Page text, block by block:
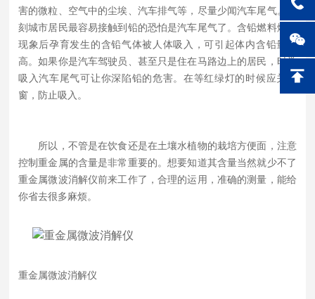
害的微粒、空气中的尘埃、汽车排气等，尽量少闻汽车尾气。此
刻城市居民最容易接触到铅的恐怕是汽车尾气了。含铅燃料燃烧
现象后孕育发生的含铅气体被人体吸入，可引起体内含铅量升
高。如果你是汽车驾驶员、甚至只是住在马路边上的居民，时常
吸入汽车尾气可让你深陷铅的危害。在等红绿灯的时候应关上
窗，防止吸入。
所以，不管是在饮食还是在土壤水植物的栽培方便面，注意
控制重金属的含量是非常重要的。想要知道其含量当然就少不了
重金属微波消解仪前来工作了，合理的运用，准确的测量，能给
你省去很多麻烦。
重金属微波消解仪